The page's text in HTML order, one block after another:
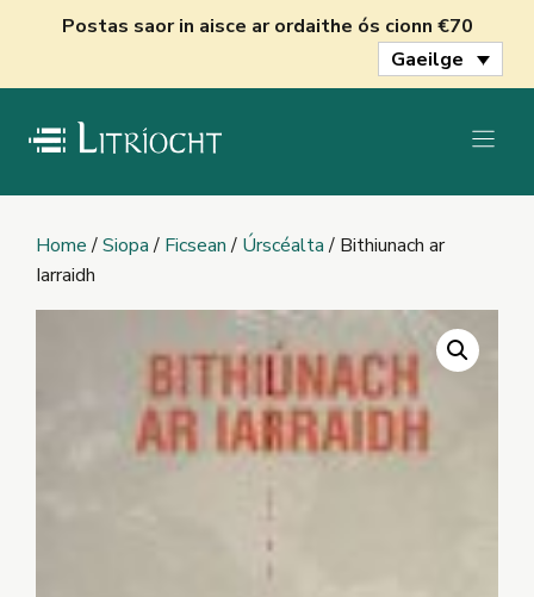
Postas saor in aisce ar ordaithe ós cionn €70
Gaeilge
Home/Siopa/ Ficsean/ Úrscéalta/ Bithiunach ar
Iarraidh